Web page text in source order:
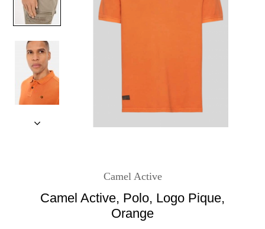
Camel Active
Camel Active, Polo, Logo Pique,
Orange